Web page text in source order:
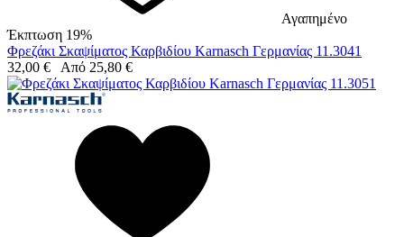
Αγαπημένο
Έκπτωση 19%
Φρεζάκι Σκαψίματος Καρβιδίου Karnasch Γερμανίας 11.3041
32,00 € Από 25,80 €